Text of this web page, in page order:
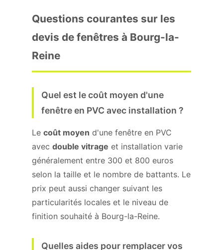
Questions courantes sur les
devis de fenêtres à Bourg-la-
Reine
Quel est le coût moyen d'une
fenêtre en PVC avec installation ?
Le coût moyen d'une fenêtre en PVC
avec double vitrage et installation varie
généralement entre 300 et 800 euros
selon la taille et le nombre de battants. Le
prix peut aussi changer suivant les
particularités locales et le niveau de
finition souhaité à Bourg-la-Reine.
Quelles aides pour remplacer vos